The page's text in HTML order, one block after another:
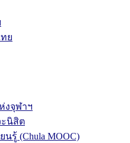
ย
งจุฬาฯ
ะนิสิต
รู้ (Chula MOOC)